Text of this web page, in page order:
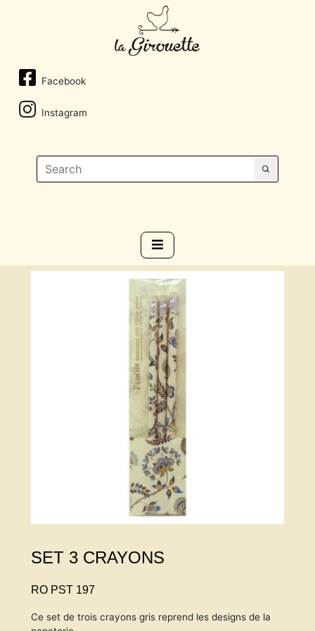
Facebook
Instagram
SET 3 CRAYONS
RO PST 197
Ce set de trois crayons gris reprend les designs de la